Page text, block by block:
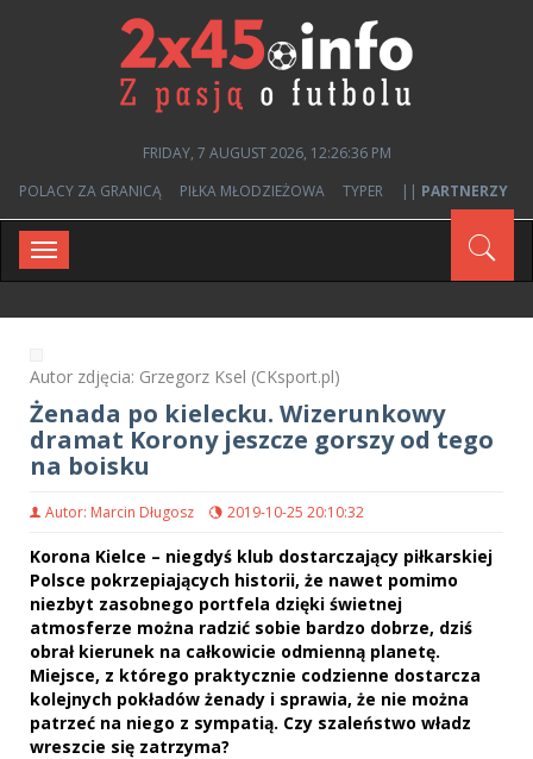
FRIDAY, 7 AUGUST 2026, 12:26:37 PM
POLACY ZA GRANICĄ
PIŁKA MŁODZIEŻOWA TYPER || PARTNERZY
Toggle
navigation
Autor zdjęcia: Grzegorz Ksel (CKsport.pl)
Żenada po kielecku. Wizerunkowy
dramat Korony jeszcze gorszy od tego
na boisku
Autor: Marcin Długosz 2019-10-25 20:10:32
Korona Kielce – niegdyś klub dostarczający piłkarskiej
Polsce pokrzepiających historii, że nawet pomimo
niezbyt zasobnego portfela dzięki świetnej
atmosferze można radzić sobie bardzo dobrze, dziś
obrał kierunek na całkowicie odmienną planetę.
Miejsce, z którego praktycznie codzienne dostarcza
kolejnych pokładów żenady i sprawia, że nie można
patrzeć na niego z sympatią. Czy szaleństwo władz
wreszcie się zatrzyma?